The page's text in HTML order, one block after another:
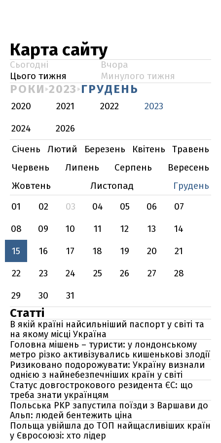
Карта сайту
Сьогодні
Вчора
Цього тижня
Минулого тижня
РОКИ 2023 ГРУДЕНЬ
2020 2021 2022
2023
2024
2026
Січень
Лютий Березень Квітень
Травень
Червень
Липень Серпень
Вересень
Жовтень
Листопад
Грудень
01
02 03 04 05 06
07
08
09 10 11 12 13
14
15
16 17 18 19 20
21
22
23 24 25 26 27
28
29
30 31
Статті
В якій країні найсильніший паспорт у світі та
на якому місці Україна
Головна мішень – туристи: у лондонському
метро різко активізувались кишенькові злодії
Ризиковано подорожувати: Україну визнали
однією з найнебезпечніших країн у світі
Статус довгострокового резидента ЄС: що
треба знати українцям
Польська PKP запустила поїзди з Варшави до
Альп: людей бентежить ціна
Польща увійшла до ТОП найщасливіших країн
у Євросоюзі: хто лідер